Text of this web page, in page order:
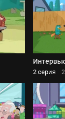
2 серия